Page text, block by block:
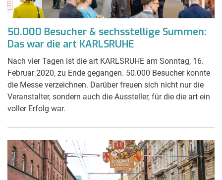
50.000 Besucher & sechsstellige Summen:
Das war die art KARLSRUHE
Nach vier Tagen ist die art KARLSRUHE am Sonntag, 16.
Februar 2020, zu Ende gegangen. 50.000 Besucher konnte
die Messe verzeichnen. Darüber freuen sich nicht nur die
Veranstalter, sondern auch die Aussteller, für die die art ein
voller Erfolg war.